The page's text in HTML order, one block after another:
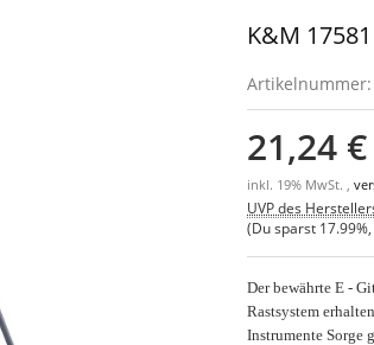
K&M
Artikelnummer:
21,24 €
inkl. 19% MwSt. ,
UVP des
(Du sparst 17.99%
Der bewährte E -
Rastsystem
Instrumente Sorge